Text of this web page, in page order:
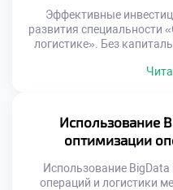
Эффективные
развития специальности
логистике». Без
быть целевым,
операций
Современная логистика
технологии и
Использование
оптимизации
Использование
операций и логистики